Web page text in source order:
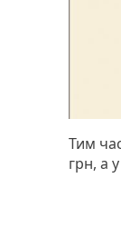
Тим
грн, а